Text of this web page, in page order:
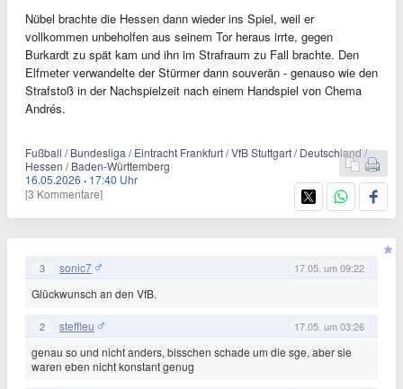
Nübel brachte die Hessen dann wieder ins Spiel, weil er
vollkommen unbeholfen aus seinem Tor heraus irrte, gegen
Burkardt zu spät kam und ihn im Strafraum zu Fall brachte. Den
Elfmeter verwandelte der Stürmer dann souverän - genauso wie den
Strafstoß in der Nachspielzeit nach einem Handspiel von Chema
Andrés.
Fußball / Bundesliga / Eintracht Frankfurt / VfB Stuttgart / Deutschland /
Hessen / Baden-Württemberg
16.05.2026 · 17:40 Uhr
[3 Kommentare]
3 sonic7 17.05. um 09:22
Glückwunsch an den VfB.
2 steffleu 17.05. um 03:26
genau so und nicht anders, bisschen schade um die sge, aber sie
waren eben nicht konstant genug